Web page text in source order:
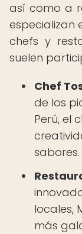
así como a
especializan
chefs y
suelen
Chef
de los
Perú, el
sabores.
locales,
más